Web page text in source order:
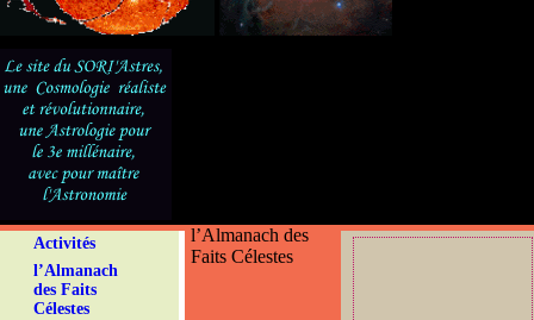
Activités
l’Almanach
des Faits
Célestes
l’Almanach des
Faits Célestes